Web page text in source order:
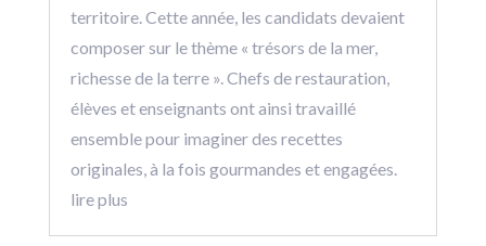
territoire. Cette année, les candidats devaient
composer sur le thème « trésors de la mer,
richesse de la terre ». Chefs de restauration,
élèves et enseignants ont ainsi travaillé
ensemble pour imaginer des recettes
originales, à la fois gourmandes et engagées.
lire plus